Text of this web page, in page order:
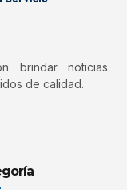
brindar noticias
de calidad.